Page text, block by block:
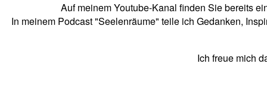
Auf meinem Youtube-Kanal finden Sie bereits
In meinem Podcast "Seelenräume" teile ich Gedanken,
Ich freue mich